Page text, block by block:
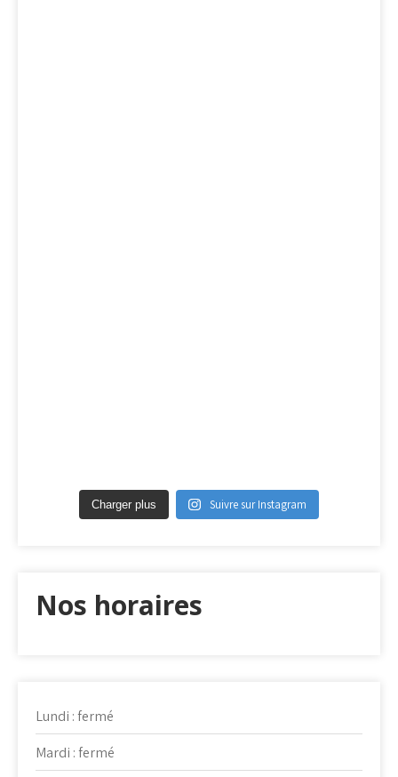
Charger plus Suivre sur Instagram
Nos horaires
Lundi : fermé
Mardi : fermé